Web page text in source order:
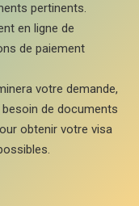
pertinents.
en ligne de
de paiement
votre demande,
de documents
obtenir votre visa